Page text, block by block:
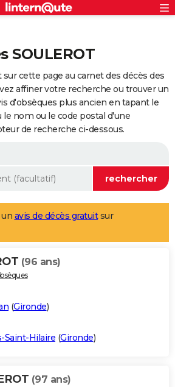
SOULEROT
cette page au carnet des décès des
affiner votre recherche ou trouver un
d'obsèques plus ancien en tapant le
nom ou le code postal d'une
de recherche ci-dessous.
avis de décès gratuitsur
(96 ans)
(Gironde)
Saint-Hilaire (Gironde)
(97 ans)